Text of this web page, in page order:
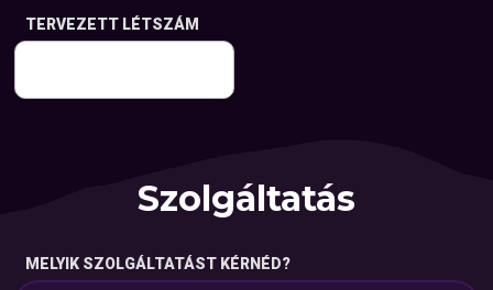
TERVEZETT LÉTSZÁM
Szolgáltatás
MELYIK SZOLGÁLTATÁST KÉRNÉD?